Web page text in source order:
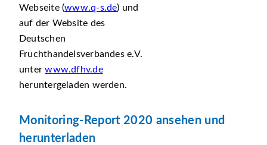
Webseite (www.q-s.de) und
auf der Website des
Deutschen
Fruchthandelsverbandes e.V.
unterwww.dfhv.de
heruntergeladen werden.
Monitoring-Report 2020 ansehen und
herunterladen